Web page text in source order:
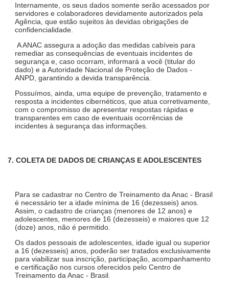
Internamente, os seus dados somente serão acessados por
servidores e colaboradores devidamente autorizados pela
Agência, que estão sujeitos às devidas obrigações de
confidencialidade.
A ANAC assegura a adoção das medidas cabíveis para
remediar as consequências de eventuais incidentes de
segurança e, caso ocorram, informará a você (titular do
dado) e a Autoridade Nacional de Proteção de Dados -
ANPD, garantindo a devida transparência.
Possuímos, ainda, uma equipe de prevenção, tratamento e
resposta a incidentes cibernéticos, que atua corretivamente,
com o compromisso de apresentar respostas rápidas e
transparentes em caso de eventuais ocorrências de
incidentes à segurança das informações.
7. COLETA DE DADOS DE CRIANÇAS E ADOLESCENTES
Para se cadastrar no Centro de Treinamento da Anac - Brasil
é necessário ter a idade mínima de 16 (dezesseis) anos.
Assim, o cadastro de crianças (menores de 12 anos) e
adolescentes, menores de 16 (dezesseis) e maiores que 12
(doze) anos, não é permitido.
Os dados pessoais de adolescentes, idade igual ou superior
a 16 (dezesseis) anos, poderão ser tratados exclusivamente
para viabilizar sua inscrição, participação, acompanhamento
e certificação nos cursos oferecidos pelo Centro de
Treinamento da Anac - Brasil.